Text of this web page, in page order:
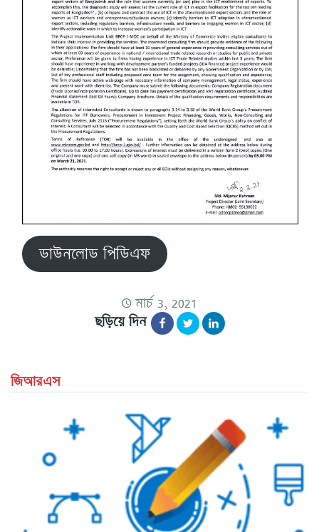
ডাউনলোড পিডিএফ
মার্চ 3, 2021
ছড়িয়ে দিন
জিআরএস